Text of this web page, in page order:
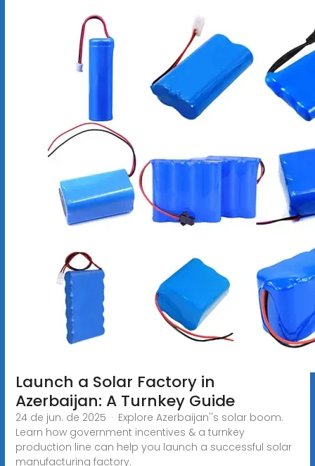
Launch a Solar Factory in
Azerbaijan: A Turnkey Guide
24 de jun. de 2025 · Explore Azerbaijan''s solar boom.
Learn how government incentives & a turnkey
production line can help you launch a successful solar
manufacturing factory.